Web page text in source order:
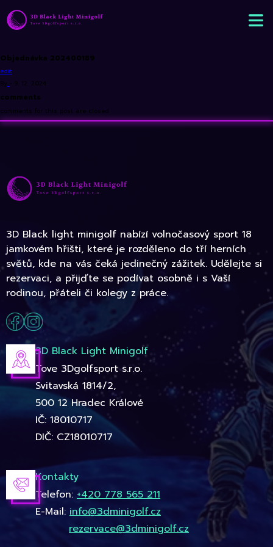
Objednávka 202400189
edit
By • 9. 12. 2024
comments
comments for this post are closed
3D Black light minigolf nabízí volnočasový sport 18
jamkovém hřišti, které je rozděleno do tří herních
světů, kde na vás čeká jedinečný zážitek. Udělejte si
rezervaci, a přijďte se podívat osobně i s Vaší
rodinou, přáteli či kolegy z práce.
3D Black Light Minigolf
Tove 3Dgolfsport s.r.o.
Svitavská 1814/2,
500 12 Hradec Králové
IČ: 18010717
DIČ: CZ18010717
Kontakty
Telefon: +420 778 565 211
E-Mail: info@3dminigolf.cz
rezervace@3dminigolf.cz